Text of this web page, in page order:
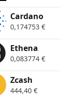
Cardano
0,174753 €
Ethena
0,083774 €
Zcash
444,40 €